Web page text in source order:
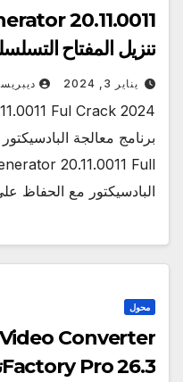
تنزيل المفتاح التسلسلي
يناير 3, 2024
برنامج معالجة
البادسيكتور مع الحفاظ
محول
Converter
Factory Pro 26.3تنزيل الكراك